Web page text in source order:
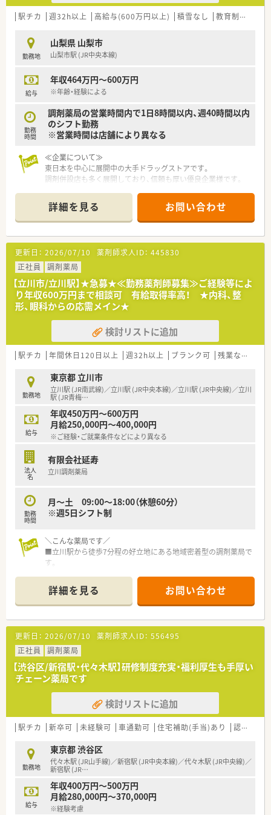
駅チカ 週32h以上 高給与(600万円以上) 積雪なし 教育制度あり
勤務地
山梨県 山梨市
山梨市駅 (JR中央本線)
給与
年収464万円～600万円
※年齢・経験による
勤務
時間
調剤薬局の営業時間内で1日8時間以内、週40時間以内
のシフト勤務
※営業時間は店舗により異なる
≪企業について≫
東日本を中心に展開中の大手ドラッグストアです。
調剤併設店も多く展開しており、信頼も厚い優良企業様です。
ットーとしていらっしゃいます。
≪充実の福利厚生制度≫
傷病による長期休業または退職後、会社から給与支給がなくなっ
た後も、６０歳まで給与が保障される制度を導入しています。
１年以上勤務した社員はお子様が１歳に達する前日まで育児休
業を取得することができ、その後は「育児短時間勤務制度」を利
用することができます。
≪安心の教育制度≫
新卒向けの研修は勿論、薬剤師の基礎を強化するための研修など
様々な研修制度があり、自宅学習が可能なe-ラーニング講座、通
信教育等、豊富な研修システムがあります。
詳細を見る お問い合わせ
更新日： 2026/07/10 薬剤師求人ID： 445830
正社員
調剤薬局
【立川市/立川駅】★急募★≪勤務薬剤師募集≫ご経験等によ
り年収600万円まで相談可 有給取得率高！ ★内科、整
形、眼科からの応需メイン★
検討リストに追加
駅チカ 年間休日120日以上 週32h以上 ブランク可 残業なし(ほぼなし含む)
勤務地
東京都 立川市
立川駅 (JR南武線)／立川駅 (JR中央本線)／立川駅 (JR中央線)／立川
駅 (JR青梅…
給与
年収450万円～600万円
月給250,000円～400,000円
※ご経験・ご就業条件などにより異なる
法人
名
有限会社延寿
立川調剤薬局
勤務
時間
月～土 09:00～18:00（休憩60分）
※週5日シフト制
＼こんな薬局です／
■立川駅から徒歩7分程の好立地にある地域密着型の調剤薬局で
す。
在宅業務も行っています。
■門前の総合病院の応需が70％ほどで、
ほかにも災害医療センターからの応需もございます。
（耳鼻科、小児科の応需はほぼございません）
■30～40代の子育て経験のある方が多く働いているため、
お子様がいらっしゃる方への理解や配慮あり！
■実習生の受け入れも行っており、学生から刺激を受けること
も…！
■遅くとも18時45分には皆さま退勤されています。
＼こんな会社です／
■創業40年以上！立川市内の方々から親しまれている薬局です！
■立川市内に2店舗展開しています。
■地域の方に貢献出来るよう、在宅業務にも取り組んでいます
■好業績の際は決算賞与も支給！
■定年は60歳までですが、継続雇用制度により65歳まで就業す
ることが可能です
■給与は年俸制！12分割（賞与なし）と16分割（賞与あり）など分
割数の選択が可能です
詳細を見る お問い合わせ
更新日： 2026/07/10 薬剤師求人ID： 556495
正社員
調剤薬局
【渋谷区/新宿駅・代々木駅】研修制度充実・福利厚生も手厚い
チェーン薬局です
検討リストに追加
駅チカ 新卒可 未経験可 車通勤可 住宅補助(手当)あり 認定薬剤師取得支援あり
勤務地
東京都 渋谷区
代々木駅 (JR山手線)／新宿駅 (JR中央本線)／代々木駅 (JR中央線)／
新宿駅 (JR…
給与
年収400万円～500万円
月給280,000円～370,000円
※経験考慮